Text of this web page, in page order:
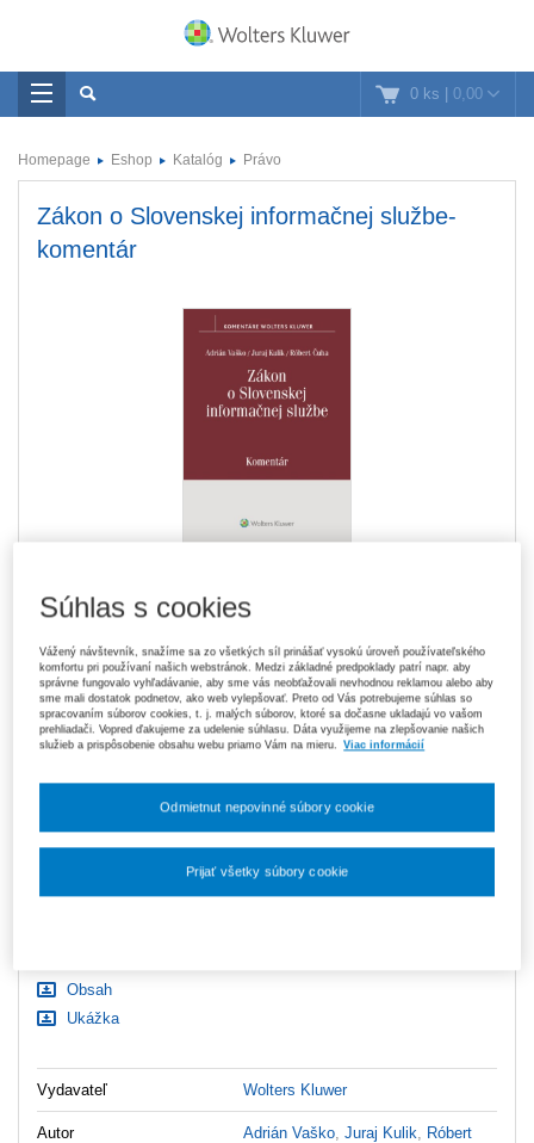
0 ks | 0,00
Homepage Eshop Katalóg Právo
Zákon o Slovenskej informačnej službe-
komentár
výhradne v právnom systéme ASPI
12,16 €
Tlačená kniha
Na sklade- expedujeme ihneď. U vás do 3 prac. dní
zaslané dodatočne e‑mailom.
ks Vložiť do košíka
Obsah
Ukážka
Vydavateľ Wolters Kluwer
Autor Adrián Vaško ,Juraj Kulik
Róbert
Súhlas s cookies
Vážený návštevník, snažíme sa zo všetkých síl prinášať vysokú úroveň používateľského
komfortu pri používaní našich webstránok. Medzi základné predpoklady patrí napr. aby
správne fungovalo vyhľadávanie, aby sme vás neobťažovali nevhodnou reklamou alebo aby
sme mali dostatok podnetov, ako web vylepšovať. Preto od Vás potrebujeme súhlas so
spracovaním súborov cookies, t. j. malých súborov, ktoré sa dočasne ukladajú vo vašom
prehliadači. Vopred ďakujeme za udelenie súhlasu. Dáta využijeme na zlepšovanie našich
služieb a prispôsobenie obsahu webu priamo Vám na mieru.
Viac informácií
Odmietnut nepovinné súbory cookie
Prijať všetky súbory cookie